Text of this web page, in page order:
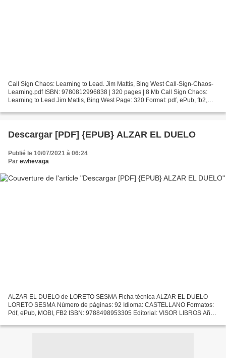
Call Sign Chaos: Learning to Lead. Jim Mattis, Bing West Call-Sign-Chaos-
Learning.pdf ISBN: 9780812996838 | 320 pages | 8 Mb Call Sign Chaos:
Learning to Lead Jim Mattis, Bing West Page: 320 Format: pdf, ePub, fb2,
Descargar [PDF] {EPUB} ALZAR EL DUELO
Publié le 10/07/2021 à 06:24
Par ewhevaga
ALZAR EL DUELO de LORETO SESMA Ficha técnica ALZAR EL DUELO
LORETO SESMA Número de páginas: 92 Idioma: CASTELLANO Formatos:
Pdf, ePub, MOBI, FB2 ISBN: 9788498953305 Editorial: VISOR LIBROS Año